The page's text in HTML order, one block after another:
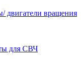
двигатели вращения
для СВЧ